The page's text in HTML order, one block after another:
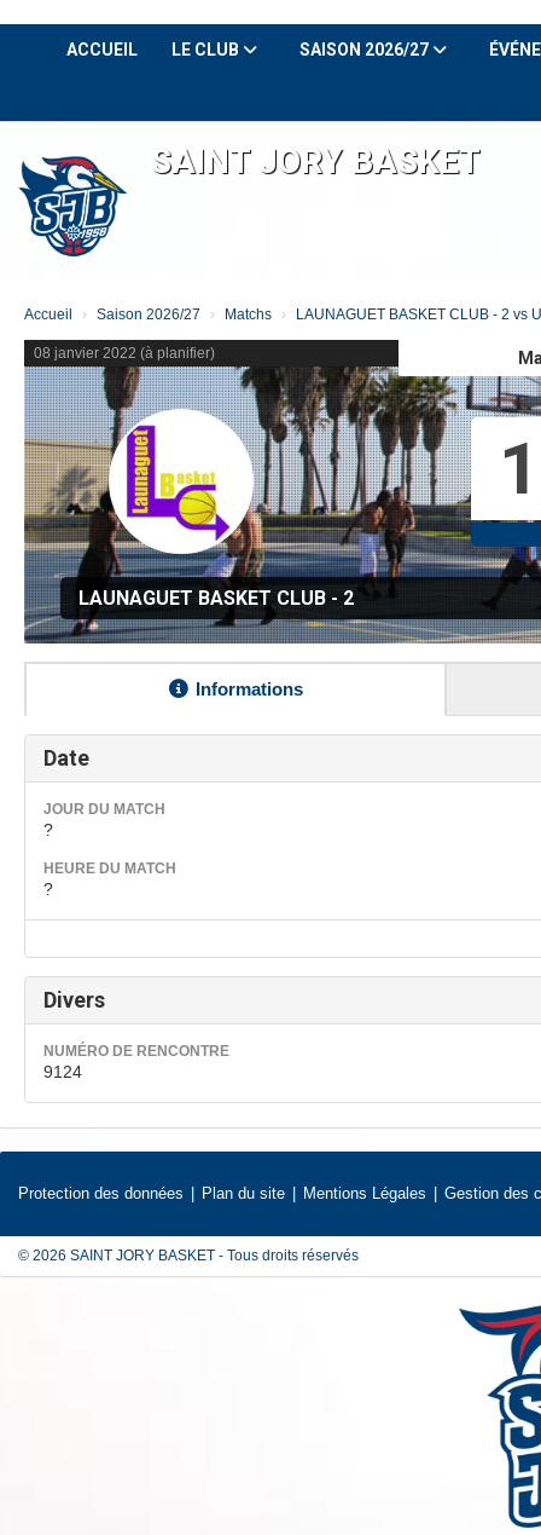
ACCUEIL LE CLUB SAISON 2026/27
SAINT JORY BASKET
Accueil Saison 2026/27 Matchs LAUNAGUET BASKET CLUB - 2 vs
08 janvier 2022 (à planifier)
LAUNAGUET BASKET CLUB - 2
Informations
Date
JOUR DU MATCH
?
HEURE DU MATCH
?
Divers
NUMÉRO DE RENCONTRE
9124
Protection des données Plan du site Mentions Légales Gestion des
© 2026 SAINT JORY BASKET - Tous droits réservés